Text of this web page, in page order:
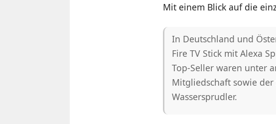
Mit einem Blick auf die
In Deutschland und
Fire TV Stick mit Alexa
Top-Seller waren unter
Mitgliedschaft sowie der
Wassersprudler.